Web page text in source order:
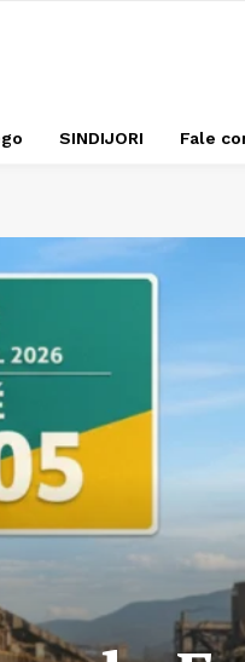
SINDIJORI Fale